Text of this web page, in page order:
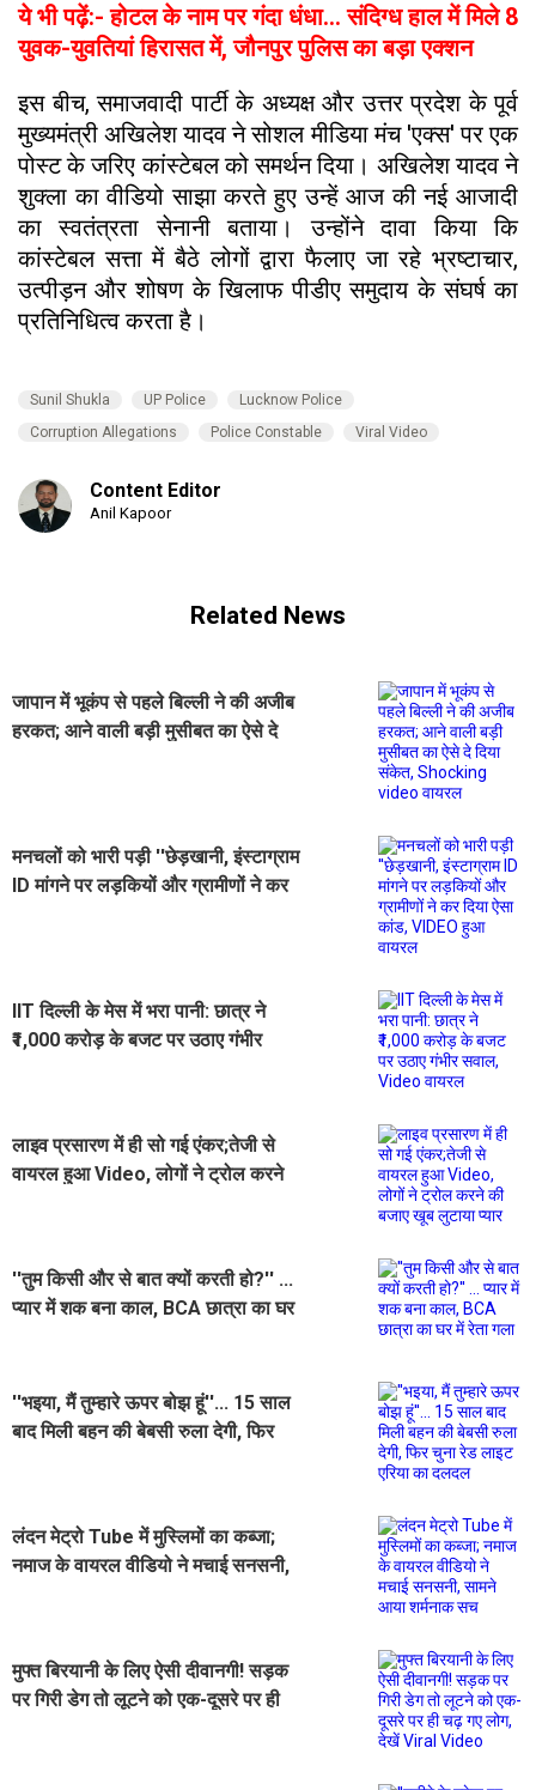
ये भी पढ़ें:- होटल के नाम पर गंदा धंधा... संदिग्ध हाल में मिले 8
युवक-युवतियां हिरासत में, जौनपुर पुलिस का बड़ा एक्शन
इस बीच, समाजवादी पार्टी के अध्यक्ष और उत्तर प्रदेश के पूर्व
मुख्यमंत्री अखिलेश यादव ने सोशल मीडिया मंच 'एक्स' पर एक
पोस्ट के जरिए कांस्टेबल को समर्थन दिया। अखिलेश यादव ने
शुक्ला का वीडियो साझा करते हुए उन्हें आज की नई आजादी
का स्वतंत्रता सेनानी बताया। उन्होंने दावा किया कि
कांस्टेबल सत्ता में बैठे लोगों द्वारा फैलाए जा रहे भ्रष्टाचार,
उत्पीड़न और शोषण के खिलाफ पीडीए समुदाय के संघर्ष का
प्रतिनिधित्व करता है।
Sunil Shukla UP Police
Lucknow Police
Corruption Allegations
Police Constable Viral Video
Content Editor
Anil Kapoor
Related News
जापान में भूकंप से पहले बिल्ली ने की अजीब
हरकत; आने वाली बड़ी मुसीबत का ऐसे दे
मनचलों को भारी पड़ी ''छेड़खानी, इंस्टाग्राम
ID मांगने पर लड़कियों और ग्रामीणों ने कर
IIT दिल्ली के मेस में भरा पानी: छात्र ने
₹1,000 करोड़ के बजट पर उठाए गंभीर
लाइव प्रसारण में ही सो गई एंकर;तेजी से
वायरल हुआ Video, लोगों ने ट्रोल करने
''तुम किसी और से बात क्यों करती हो?'' ...
प्यार में शक बना काल, BCA छात्रा का घर
''भइया, मैं तुम्हारे ऊपर बोझ हूं''... 15 साल
बाद मिली बहन की बेबसी रुला देगी, फिर
लंदन मेट्रो Tube में मुस्लिमों का कब्जा;
नमाज के वायरल वीडियो ने मचाई सनसनी,
मुफ्त बिरयानी के लिए ऐसी दीवानगी! सड़क
पर गिरी डेग तो लूटने को एक-दूसरे पर ही